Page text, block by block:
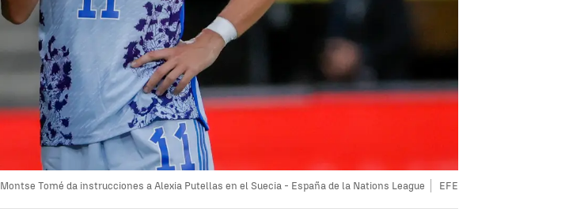
Montse Tomé da instrucciones a Alexia Putellas en el Suecia - España de la Nations League EFE